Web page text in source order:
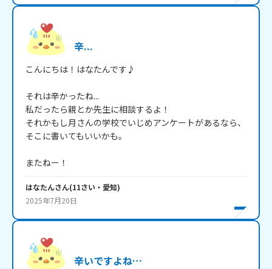
辛...
こんにちは！はなたんです♪
それは辛かったね...
私だったら親とか先生に相談するよ！
それかもし月さんの学校でいじめアンケートがあるなら、
そこに書いてもいいかも。
またねー！
はなたんさん(11さい・ 愛知)
2025年7月20日
辛いですよね…